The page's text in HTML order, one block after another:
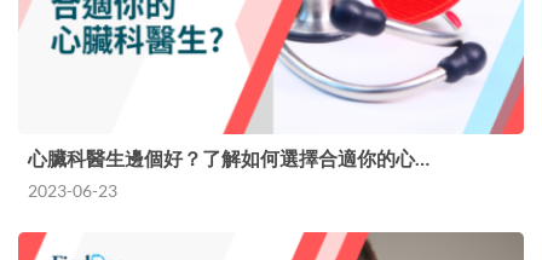
心臟科醫生邊個好？了解如何選擇合適你的心…
2023-06-23